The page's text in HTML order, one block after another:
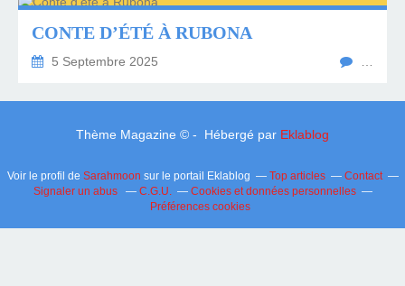
CONTE D’ÉTÉ À RUBONA
5 Septembre 2025
Thème Magazine © - Hébergé par Eklablog
Voir le profil de Sarahmoon sur le portail Eklablog Top articles
Contact
Signaler un abus
C.G.U.
Cookies et données personnelles
Préférences cookies